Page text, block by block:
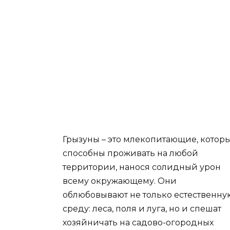
Грызуны – это млекопитающие,
способны проживать на любой
территории, нанося солидный урон
всему окружающему. Они
облюбовывают не только
среду: леса, поля и луга, но и спешат
хозяйничать на садово-огородных